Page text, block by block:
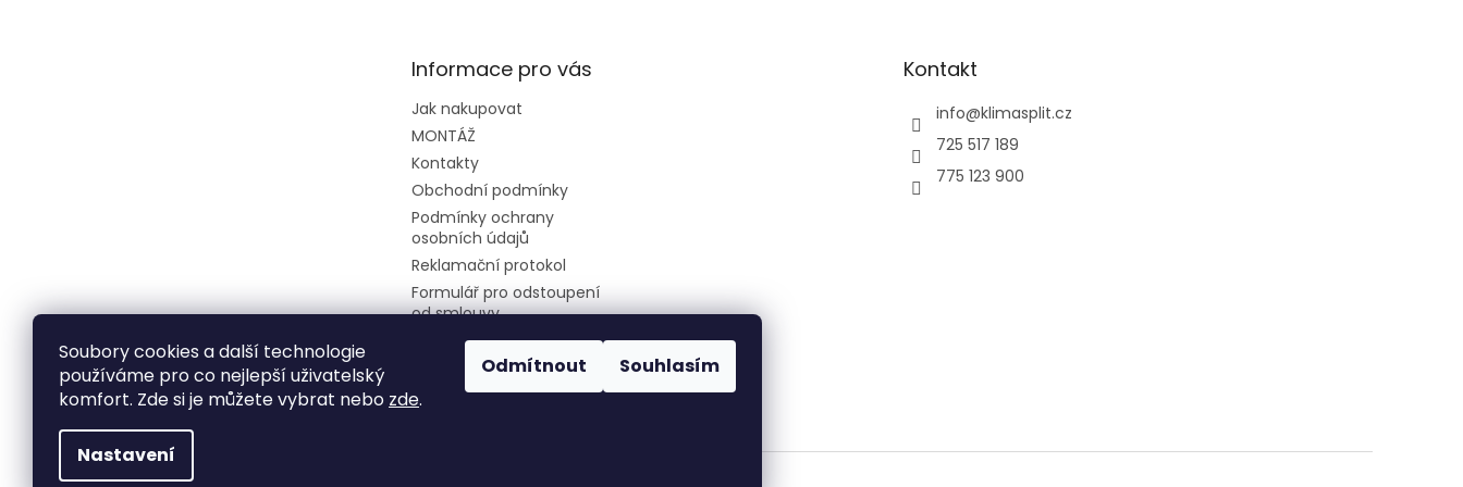
Soubory cookies a další technologie
používáme pro co nejlepší uživatelský
komfort. Zde si je můžete vybrat nebo zde.
Nastavení
Odmítnout Souhlasím
Informace pro vás
Jak nakupovat
MONTÁŽ
Kontakty
Obchodní podmínky
Podmínky ochrany
osobních údajů
Reklamační protokol
Formulář pro odstoupení
od smlouvy
Kontakt
info@klimasplit.cz
725 517 189
775 123 900